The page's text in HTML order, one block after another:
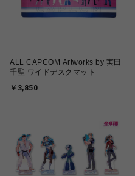
ALL CAPCOM Artworks by 実田
千聖 ワイドデスクマット
￥3,850